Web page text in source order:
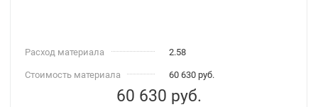
Расход материала 2.58
Стоимость материала 60 630 руб.
60 630 руб.